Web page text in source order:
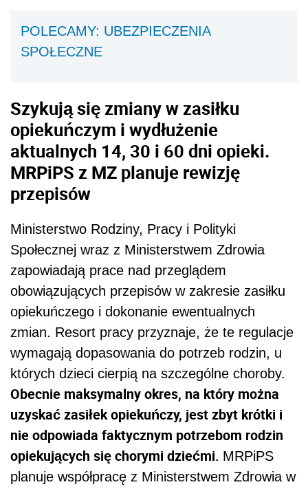
POLECAMY: UBEZPIECZENIA
SPOŁECZNE
Szykują się zmiany w zasiłku
opiekuńczym i wydłużenie
aktualnych 14, 30 i 60 dni opieki.
MRPiPS z MZ planuje rewizję
przepisów
Ministerstwo Rodziny, Pracy i Polityki
Społecznej wraz z Ministerstwem Zdrowia
zapowiadają prace nad przeglądem
obowiązujących przepisów w zakresie zasiłku
opiekuńczego i dokonanie ewentualnych
zmian. Resort pracy przyznaje, że te regulacje
wymagają dopasowania do potrzeb rodzin, u
których dzieci cierpią na szczególne choroby.
Obecnie maksymalny okres, na który można
uzyskać zasiłek opiekuńczy, jest zbyt krótki i
nie odpowiada faktycznym potrzebom rodzin
opiekujących się chorymi dziećmi. MRPiPS
planuje współpracę z Ministerstwem Zdrowia w